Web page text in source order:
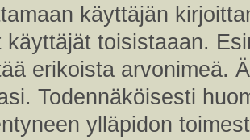
käyttäjän
käyttäjät toisistaaan.
erikoista arvonimeä.
Todennäköisesti
ylläpidon